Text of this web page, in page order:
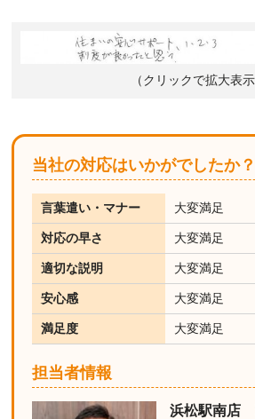
（クリックで拡大表示
当社の対応はいかがでしたか？
言葉遣い・マナー 大変満足
対応の早さ 大変満足
適切な説明 大変満足
安心感 大変満足
満足度 大変満足
担当者情報
浜松駅南店